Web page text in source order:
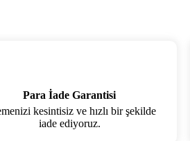
Para İade Garantisi
kesintisiz ve hızlı bir şekilde
iade ediyoruz.